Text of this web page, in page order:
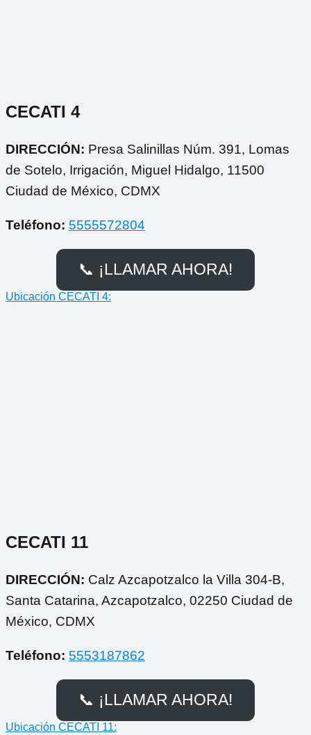
CECATI 4
DIRECCIÓN: Presa Salinillas Núm. 391, Lomas
de Sotelo, Irrigación, Miguel Hidalgo, 11500
Ciudad de México, CDMX
Teléfono: 5555572804
📞 ¡LLAMAR AHORA!
Ubicación CECATI 4:
CECATI 11
DIRECCIÓN: Calz Azcapotzalco la Villa 304-B,
Santa Catarina, Azcapotzalco, 02250 Ciudad de
México, CDMX
Teléfono: 5553187862
📞 ¡LLAMAR AHORA!
Ubicación CECATI 11: